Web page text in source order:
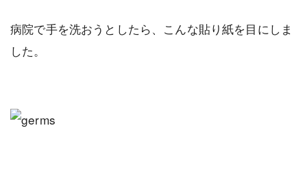
病院で手を洗おうとしたら、こんな貼り紙を目にしま
した。